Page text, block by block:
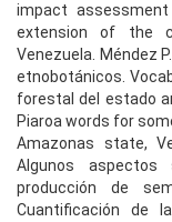
impact
extension of the
Venezuela. Méndez
etnobotánicos.
forestal del estado
Piaroa words for
Amazonas state,
Algunos aspectos
producción de
Cuantificación de